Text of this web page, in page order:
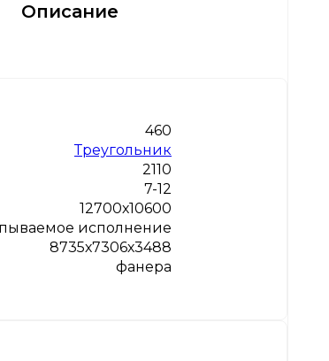
Описание
460
Треугольник
2110
7-12
12700х10600
исполнение
8735х7306х3488
фанера